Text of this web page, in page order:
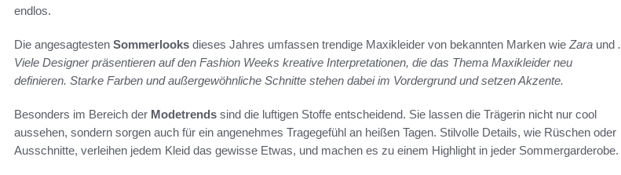
endlos.
Die angesagtesten Sommerlooks dieses Jahres umfassen trendige Maxikleider von bekannten Marken wie Zara und .
Viele Designer präsentieren auf den Fashion Weeks kreative Interpretationen, die das Thema Maxikleider neu
definieren. Starke Farben und außergewöhnliche Schnitte stehen dabei im Vordergrund und setzen Akzente.
Besonders im Bereich der Modetrends sind die luftigen Stoffe entscheidend. Sie lassen die Trägerin nicht nur cool
aussehen, sondern sorgen auch für ein angenehmes Tragegefühl an heißen Tagen. Stilvolle Details, wie Rüschen oder
Ausschnitte, verleihen jedem Kleid das gewisse Etwas, und machen es zu einem Highlight in jeder Sommergarderobe.